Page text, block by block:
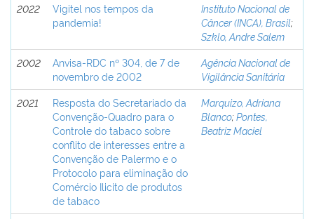
2022
Vigitel nos tempos da
pandemia!
Instituto Nacional de
Câncer (INCA), Brasil;
Szklo, Andre Salem
2002
Anvisa-RDC nº 304, de 7 de
novembro de 2002
Agência Nacional de
Vigilância Sanitária
2021
Resposta do Secretariado da
Convenção-Quadro para o
Controle do tabaco sobre
conflito de interesses entre a
Convenção de Palermo e o
Protocolo para eliminação do
Comércio Ilicito de produtos
de tabaco
Marquizo, Adriana
Blanco;Pontes,
Beatriz Maciel